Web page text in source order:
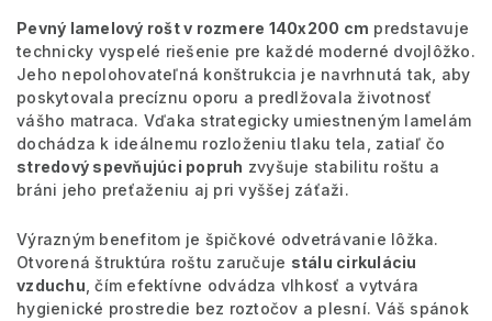
Pevný lamelový rošt v rozmere 140x200 cm predstavuje
technicky vyspelé riešenie pre každé moderné dvojlôžko.
Jeho nepolohovateľná konštrukcia je navrhnutá tak, aby
poskytovala precíznu oporu a predlžovala životnosť
vášho matraca. Vďaka strategicky umiestneným lamelám
dochádza k ideálnemu rozloženiu tlaku tela, zatiaľ čo
stredový spevňujúci popruh zvyšuje stabilitu roštu a
bráni jeho preťaženiu aj pri vyššej záťaži.
Výrazným benefitom je špičkové odvetrávanie lôžka.
Otvorená štruktúra roštu zaručuje stálu cirkuláciu
vzduchu , čím efektívne odvádza vlhkosť a vytvára
hygienické prostredie bez roztočov a plesní. Váš spánok